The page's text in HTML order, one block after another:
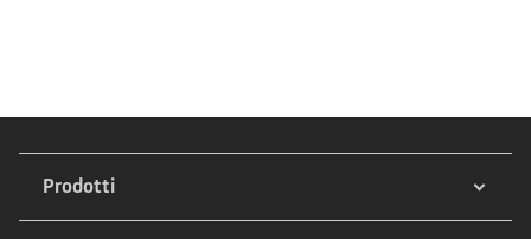
Prodotti